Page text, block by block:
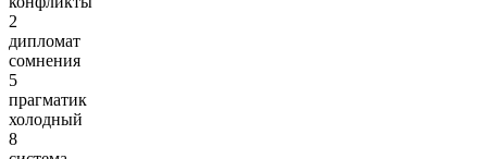
2
дипломат
сомнения
5
прагматик
холодный
8